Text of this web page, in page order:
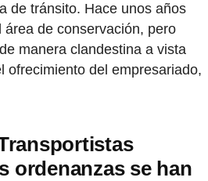
de tránsito. Hace unos años
de conservación, pero
manera clandestina a vista
ofrecimiento del empresariado,
ordenanzas se han